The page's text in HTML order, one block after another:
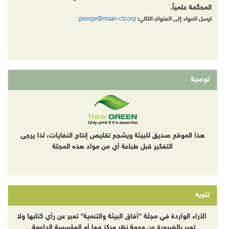
المحكّمة علمياً.
ترسل المواد إلى العنوان التالي: george@maan-ctr.org
توصية
هذا الموقع صديق للبيئة ويشجع تقليص إنتاج النفايات، لذا يرجى
التفكير قبل طباعة أي من مواد هذه المجلة
تنويه
الآراء الواردة في مجلة "آفاق البيئة والتنمية" تعبر عن رأي كتابها ولا